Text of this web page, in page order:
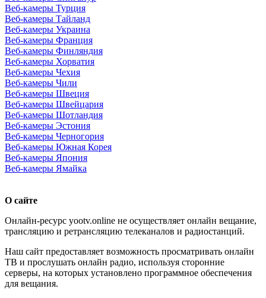
Веб-камеры Турция
Веб-камеры Тайланд
Веб-камеры Украина
Веб-камеры Франция
Веб-камеры Финляндия
Веб-камеры Хорватия
Веб-камеры Чехия
Веб-камеры Чили
Веб-камеры Швеция
Веб-камеры Швейцария
Веб-камеры Шотландия
Веб-камеры Эстония
Веб-камеры Черногория
Веб-камеры Южная Корея
Веб-камеры Япония
Веб-камеры Ямайка
О сайте
Онлайн-ресурс yootv.online не осуществляет онлайн вещание,
трансляцию и ретрансляцию телеканалов и радиостанций.
Наш сайт предоставляет возможность просматривать онлайн
ТВ и прослушать онлайн радио, используя сторонние
серверы, на которых установлено программное обеспечения
для вещания.